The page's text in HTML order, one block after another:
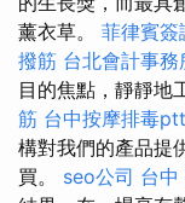
薰衣草。 菲律賓簽
撥筋 台北會計事務
目的焦點，靜靜地
筋 台中按摩排毒ptt
構對我們的產品提
買。 seo公司 台中